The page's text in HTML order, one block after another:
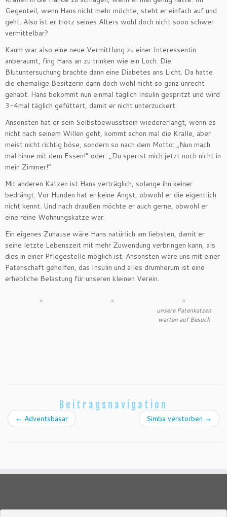
Gegenteil, wenn Hans nicht mehr möchte, steht er einfach auf und
geht. Also ist er trotz seines Alters wohl doch nicht sooo schwer
vermittelbar?
Kaum war also eine neue Vermittlung zu einer Interessentin
anberaumt, fing Hans an zu trinken wie ein Loch. Die
Blutuntersuchung brachte dann eine Diabetes ans Licht. Da hatte
die ehemalige Besitzerin dann doch wohl nicht so ganz unrecht
gehabt. Hans bekommt nun einmal täglich Insulin gespritzt und wird
3-4mal täglich gefüttert, damit er nicht unterzuckert.
Ansonsten hat er sein Selbstbewusstsein wiedererlangt, wenn es
nicht nach seinem Willen geht, kommt schon mal die Kralle, aber
meist nicht richtig böse, sondern so nach dem Motto: „Nun mach
mal hinne mit dem Essen!“ oder: „Du sperrst mich jetzt noch nicht in
mein Zimmer!“
Mit anderen Katzen ist Hans verträglich, solange ihn keiner
bedrängt. Vor Hunden hat er keine Angst, obwohl er die eigentlich
nicht kennt. Und nach draußen möchte er auch gerne, obwohl er
eine reine Wohnungskatze war.
Ein eigenes Zuhause wäre Hans natürlich am liebsten, damit er
seine letzte Lebenszeit mit mehr Zuwendung verbringen kann, als
dies in einer Pflegestelle möglich ist. Ansonsten wäre uns mit einer
Patenschaft geholfen, das Insulin und alles drumherum ist eine
erhebliche Belastung für unseren kleinen Verein.
unsere Patenkatzen
warten auf Besuch
Beitragsnavigation
← Adventsbasar Simba verstorben →